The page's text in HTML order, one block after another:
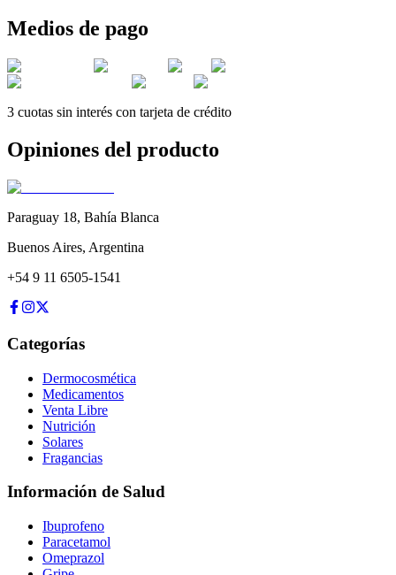
Medios de pago
3 cuotas sin interés con tarjeta de crédito
Opiniones del producto
Paraguay 18, Bahía Blanca
Buenos Aires, Argentina
+54 9 11 6505-1541
Categorías
Dermocosmética
Medicamentos
Venta Libre
Nutrición
Solares
Fragancias
Información de Salud
Ibuprofeno
Paracetamol
Omeprazol